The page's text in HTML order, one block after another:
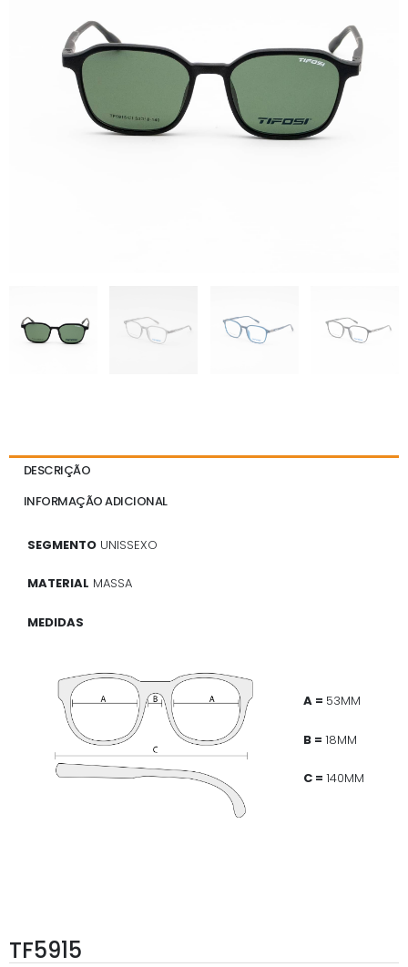
DESCRIÇÃO
INFORMAÇÃO ADICIONAL
SEGMENTO UNISSEXO
MATERIAL MASSA
MEDIDAS
A = 53MM
B = 18MM
C = 140MM
TF5915